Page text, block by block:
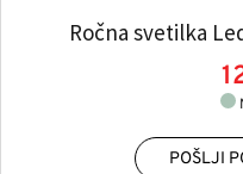
Ročna svetilka
POŠLJI